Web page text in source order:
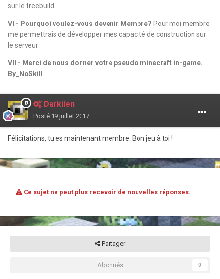
sur le freebuild
VI - Pourquoi voulez-vous devenir Membre? Pour moi membre
me permettrais de développer mes capacité de construction sur
le serveur
VII - Merci de nous donner votre pseudo minecraft in-game.
By_NoSkill
Darkilen
Posté 19 juillet 2017
Félicitations, tu es maintenant membre. Bon jeu à toi !
Ce sujet ne peut plus recevoir de nouvelles réponses.
Partager
Abonnés 0